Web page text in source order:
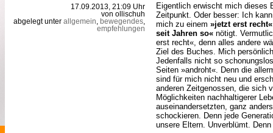
17.09.2013, 21:09 Uhr
von ollischuh
abgelegt unter allgemein bewegendes
empfehlungen
Eigentlich erwischt mich dieses
Zeitpunkt. Oder besser: Ich
mich zu einem »jetzt erst recht«
seit Jahren so« nötigt.
erst recht«, denn alles andere
Ziel des Buches. Mich
Jedenfalls nicht so
Seiten »androht«. Denn die
sind für mich nicht neu und
anderen Zeitgenossen, die sich
Möglichkeiten nachhaltigerer
auseinandersetzten, ganz
schockieren. Denn jede
unsere Eltern. Unverblümt.